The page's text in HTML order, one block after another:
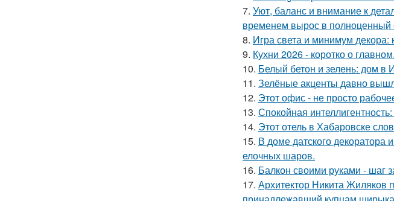
7. Уют, баланс и внимание к
временем вырос в
8. Игра света и минимум
9. Кухни 2026 - коротко о главном.
10. Белый бетон и зелень: дом в
11. Зелёные акценты давно
12. Этот офис - не просто
13. Спокойная
14. Этот отель в Хабаровске
15. В доме датского декоратора
елочных шаров.
16. Балкон своими руками - шаг
17. Архитектор Никита Жиляков